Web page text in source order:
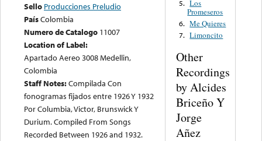
Sello Producciones Preludio
PaísColombia
Numero de Catalogo 11007
Location of Label:
Apartado Aereo 3008 Medellin,
Colombia
Staff Notes:Compilada Con
fonogramas fijados entre 1926 Y 1932
Por Columbia, Victor, Brunswick Y
Durium. Compiled From Songs
Recorded Between 1926 and 1932.
5. Los
Promeseros
6. Me Quieres
7. Limoncito
Other
Recordings
by Alcides
Briceño Y
Jorge
Añez